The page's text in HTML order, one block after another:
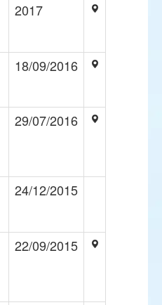
2017
18/09/2016
29/07/2016
24/12/2015
22/09/2015